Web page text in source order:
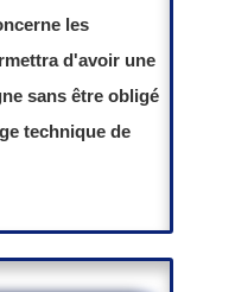
les
d'avoir une
sans être obligé
technique de